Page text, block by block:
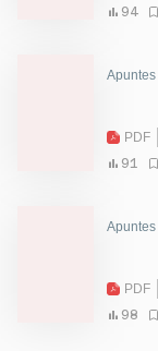
94
Apuntes
PDF
91
Apuntes
PDF
98